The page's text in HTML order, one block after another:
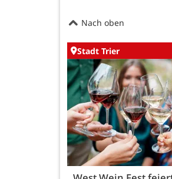
Nach oben
Stadt Trier